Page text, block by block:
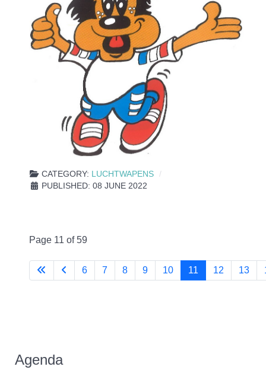
CATEGORY: LUCHTWAPENS
PUBLISHED: 08 JUNE 2022
Page 11 of 59
6 7 8 9 10 11 12 13
Agenda